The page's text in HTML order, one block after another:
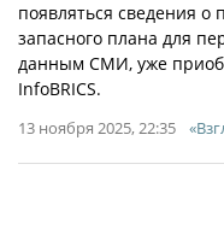
появляться сведения о
запасного плана для
данным СМИ, уже
InfoBRICS.
13 ноября 2025, 22:35